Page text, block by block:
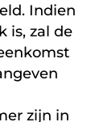
Indien
is, zal de
zijn in